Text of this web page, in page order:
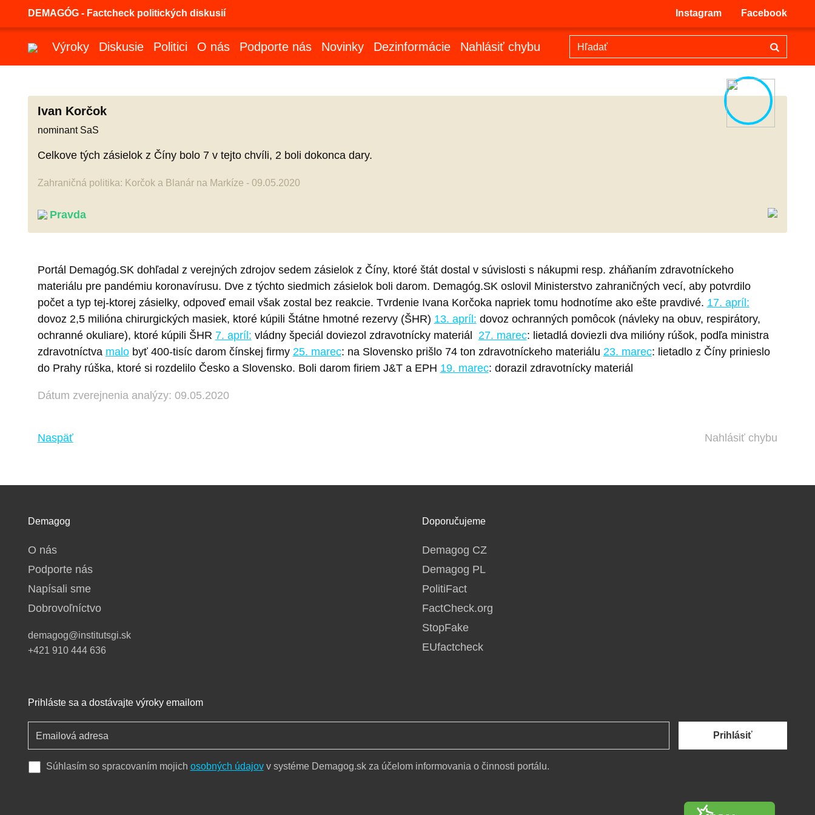
DEMAGÓG - Factcheck politických diskusií Instagram Facebook
Výroky Diskusie Politici O nás Podporte nás Novinky Dezinformácie Nahlásiť chybu
Ivan Korčok
nominant SaS
Celkove tých zásielok z Číny bolo 7 v tejto chvíli, 2 boli dokonca dary.
Zahraničná politika: Korčok a Blanár na Markíze - 09.05.2020
Pravda
Portál Demagóg.SK dohľadal z verejných zdrojov sedem zásielok z Číny, ktoré štát dostal v súvislosti s nákupmi resp. zháňaním zdravotníckeho
materiálu pre pandémiu koronavírusu. Dve z týchto siedmich zásielok boli darom. Demagóg.SK oslovil Ministerstvo zahraničných vecí, aby potvrdilo
počet a typ tej-ktorej zásielky, odpoveď email však zostal bez reakcie. Tvrdenie Ivana Korčoka napriek tomu hodnotíme ako ešte pravdivé. 17. apríl:
dovoz 2,5 milióna chirurgických masiek, ktoré kúpili Štátne hmotné rezervy (ŠHR) 13. apríl: dovoz ochranných pomôcok (návleky na obuv, respirátory,
ochranné okuliare), ktoré kúpili ŠHR 7. apríl: vládny špeciál doviezol zdravotnícky materiál 27. marec: lietadlá doviezli dva milióny rúšok, podľa ministra
zdravotníctva malobyť 400-tisíc darom čínskej firmy 25. marec: na Slovensko prišlo 74 ton zdravotníckeho materiálu 23. marec: lietadlo z Číny prinieslo
do Prahy rúška, ktoré si rozdelilo Česko a Slovensko. Boli darom firiem J&T a EPH 19. marec: dorazil zdravotnícky materiál
Dátum zverejnenia analýzy: 09.05.2020
Naspäť Nahlásiť chybu
Demagog
O nás
Podporte nás
Napísali sme
Dobrovoľníctvo
demagog@institutsgi.sk
+421 910 444 636
Doporučujeme
Demagog CZ
Demagog PL
PolitiFact
FactCheck.org
StopFake
EUfactcheck
Prihláste sa a dostávajte výroky emailom
Prihlásiť
Súhlasím so spracovaním mojich osobných údajovv systéme Demagog.sk za účelom informovania o činnosti portálu.